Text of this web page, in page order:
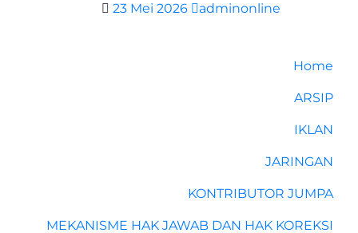
23 Mei 2026 adminonline
Home
ARSIP
IKLAN
JARINGAN
KONTRIBUTOR JUMPA
MEKANISME HAK JAWAB DAN HAK KOREKSI